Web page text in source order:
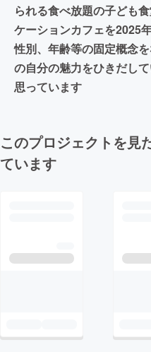
られる食べ放題の子ども
ケーションカフェを2025
性別、年齢等の固定概念
の自分の魅力をひきだし
思っています
このプロジェクトを見
ています